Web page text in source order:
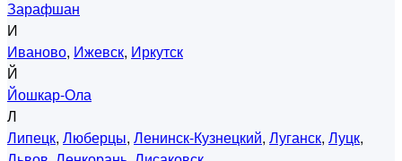
Зарафшан
И
Иваново, Ижевск, Иркутск
Й
Йошкар-Ола
Л
Липецк, Люберцы, Ленинск-Кузнецкий, Луганск, Луцк,